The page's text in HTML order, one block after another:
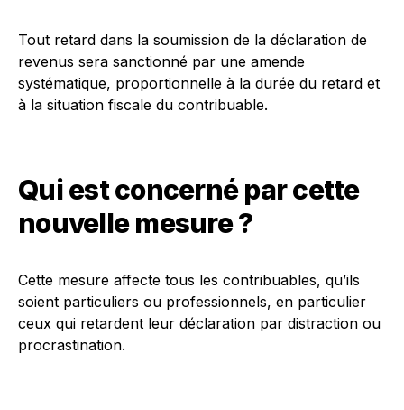
Tout retard dans la soumission de la déclaration de
revenus sera sanctionné par une amende
systématique, proportionnelle à la durée du retard et
à la situation fiscale du contribuable.
Qui est concerné par cette
nouvelle mesure ?
Cette mesure affecte tous les contribuables, qu’ils
soient particuliers ou professionnels, en particulier
ceux qui retardent leur déclaration par distraction ou
procrastination.